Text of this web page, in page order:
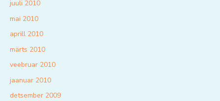
juuli 2010
mai 2010
aprill 2010
märts 2010
veebruar 2010
jaanuar 2010
detsember 2009